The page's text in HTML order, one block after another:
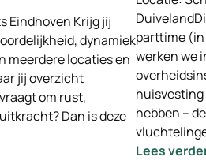
Eindhoven Krijg jij
dynamiek
meerdere locaties en
jij overzicht
om rust,
Dan is deze
parttime (in
werken we
huisvesting
hebben –
Lees